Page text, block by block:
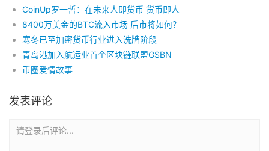
CoinUp罗一哲：在未来人即货币 货币即人
8400万美金的BTC流入市场 后市将如何？
寒冬已至加密货币行业进入洗牌阶段
青岛港加入航运业首个区块链联盟GSBN
币圈爱情故事
发表评论
请登录后评论...